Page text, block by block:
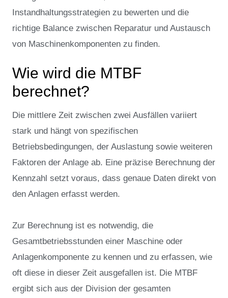
Instandhaltungsstrategien zu bewerten und die
richtige Balance zwischen Reparatur und Austausch
von Maschinenkomponenten zu finden.
Wie wird die MTBF
berechnet?
Die mittlere Zeit zwischen zwei Ausfällen variiert
stark und hängt von spezifischen
Betriebsbedingungen, der Auslastung sowie weiteren
Faktoren der Anlage ab. Eine präzise Berechnung der
Kennzahl setzt voraus, dass genaue Daten direkt von
den Anlagen erfasst werden.
Zur Berechnung ist es notwendig, die
Gesamtbetriebsstunden einer Maschine oder
Anlagenkomponente zu kennen und zu erfassen, wie
oft diese in dieser Zeit ausgefallen ist. Die MTBF
ergibt sich aus der Division der gesamten